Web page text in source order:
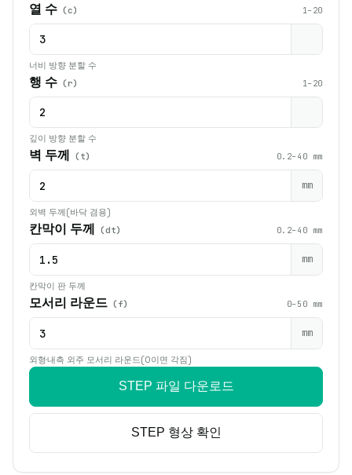
열 수 (c) 1–20
너비 방향 분할 수
행 수 (r) 1–20
깊이 방향 분할 수
벽 두께 (t) 0.2–40 mm
mm
외벽 두께(바닥 겸용)
칸막이 두께 (dt) 0.2–40 mm
mm
칸막이 판 두께
모서리 라운드 (f) 0–50 mm
mm
외형·내측 외주 모서리 라운드(0이면 각짐)
STEP 파일 다운로드
STEP 형상 확인